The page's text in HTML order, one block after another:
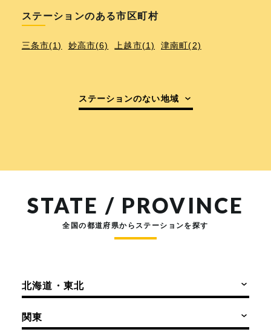
ステーションのある市区町村
三条市(1) 妙高市(6) 上越市(1) 津南町(2)
ステーションのない地域
STATE / PROVINCE
全国の都道府県からステーションを探す
北海道・東北
関東